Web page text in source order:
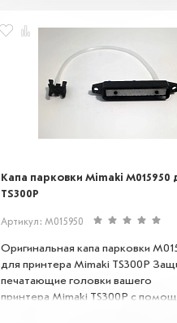
Капа парковки Mimaki M015950
TS300P
Артикул: M015950
Оригинальная капа парковки
для принтера Mimaki TS300P
печатающие головки вашего
принтера Mimaki TS300P с